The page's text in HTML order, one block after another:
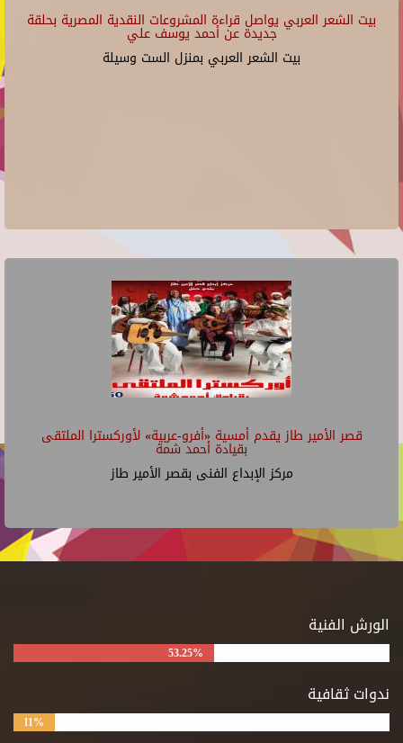
بيت الشعر العربي يواصل قراءة المشروعات النقدية المصرية بحلقة
جديدة عن أحمد يوسف علي
بيت الشعر العربي بمنزل الست وسيلة
قصر الأمير طاز يقدم أمسية «أفرو-عربية» لأوركسترا الملتقى
بقيادة أحمد شمة
مركز الإبداع الفنى بقصر الأمير طاز
الورش الفنية
53.25%
ندوات ثقافية
11%